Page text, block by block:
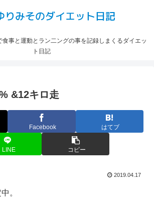
事と運動とラン二ングの事を記録しまくるダイエッ
ト日記
&12キロ走
Facebook はてブ
LINE コピー
2019.04.17
。